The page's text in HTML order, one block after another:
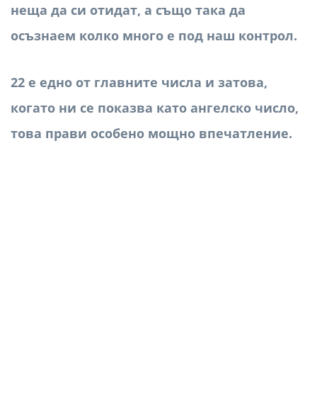
неща да си отидат, а също така да
осъзнаем колко много е под наш контрол.
22 е едно от главните числа и затова,
когато ни се показва като ангелско число,
това прави особено мощно впечатление.